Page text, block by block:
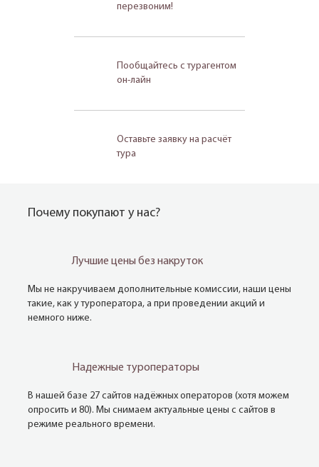
перезвоним!
Пообщайтесь с турагентом
он-лайн
Оставьте заявку на расчёт
тура
Почему покупают у нас?
Лучшие цены без накруток
Мы не накручиваем дополнительные комиссии, наши цены
такие, как у туроператора, а при проведении акций и
немного ниже.
Надежные туроператоры
В нашей базе 27 сайтов надёжных операторов (хотя можем
опросить и 80). Мы снимаем актуальные цены с сайтов в
режиме реального времени.